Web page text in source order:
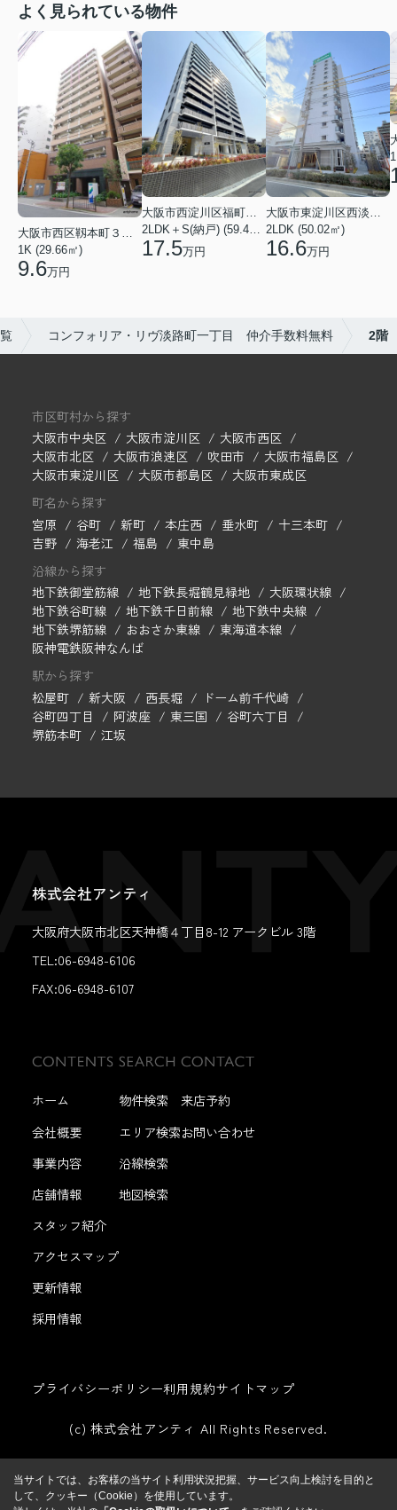
よく見られている物件
大阪市西区靱本町３丁目
1K (29.66㎡)
9.6万円
17.5万円
2LDK (50.02㎡)
16.6万円
コンフォリア・リヴ淡路町一丁目 仲介手数料無料 2階
市区町村から探す
大阪市中央区
大阪市淀川区
大阪市西区
大阪市北区
大阪市浪速区 吹田市
大阪市福島区
大阪市東淀川区
大阪市都島区
大阪市東成区
町名から探す
宮原
谷町 新町 本庄西 垂水町
十三本町
吉野
海老江 福島
東中島
沿線から探す
地下鉄御堂筋線
地下鉄長堀鶴見緑地
大阪環状線
地下鉄谷町線
地下鉄千日前線
地下鉄中央線
地下鉄堺筋線
おおさか東線
東海道本線
阪神電鉄阪神なんば
駅から探す
松屋町
新大阪 西長堀
ドーム前千代崎
谷町四丁目
阿波座 東三国
谷町六丁目
堺筋本町
江坂
株式会社アンティ
大阪府大阪市北区天神橋４丁目8-12 アークビル 3階
TEL:06-6948-6106
FAX:06-6948-6107
ホーム
会社概要
事業内容
店舗情報
スタッフ紹介
アクセスマップ
更新情報
採用情報
物件検索
エリア検索
沿線検索
地図検索
来店予約
お問い合わせ
プライバシーポリシー利用規約サイトマップ
(c) 株式会社アンティ All Rights Reserved.
当サイトでは、お客様の当サイト利用状況把握、サービス向上検討を目的と
して、クッキー（Cookie）を使用しています。